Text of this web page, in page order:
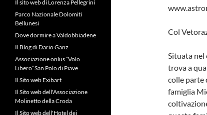
Col
Situata nel
trova a
colle parte
famiglia
Il sito web di Lorenza Pellegrini
Parco Nazionale Dolomiti
Bellunesi
Dove dormire a Valdobbiadene
Il Blog di Dario Ganz
Associazione onlus “Volo
Libero” San Polo di Piave
Il Sito web Exibart
Il Sito web dell'Associazione
Molinetto della Croda
Il Sito web dell'Hotel dei